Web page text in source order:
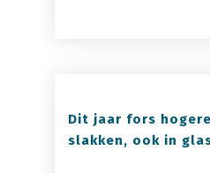
Dit jaar fors
slakken, ook in